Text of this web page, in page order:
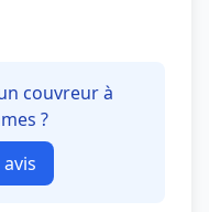
couvreur à
?